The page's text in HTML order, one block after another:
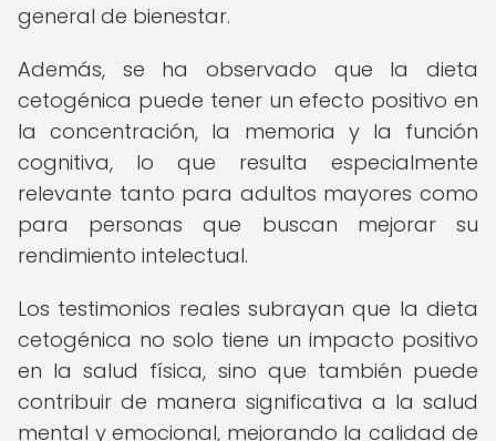
general de bienestar.
Además, se ha observado que la dieta
cetogénica puede tener un efecto positivo en
la concentración, la memoria y la función
cognitiva, lo que resulta especialmente
relevante tanto para adultos mayores como
para personas que buscan mejorar su
rendimiento intelectual.
Los testimonios reales subrayan que la dieta
cetogénica no solo tiene un impacto positivo
en la salud física, sino que también puede
contribuir de manera significativa a la salud
mental y emocional, mejorando la calidad de